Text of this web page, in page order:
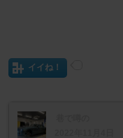
イイね！